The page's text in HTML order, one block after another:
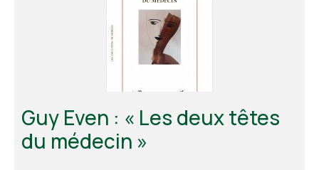
Guy Even : « Les deux têtes
du médecin »